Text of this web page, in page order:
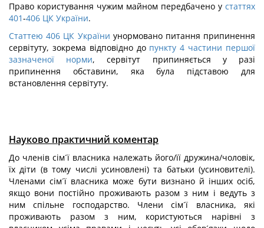
Право користування чужим майном передбачено у статтях
401-406 ЦК України.
Статтею 406 ЦК України унормовано питання припинення
сервітуту, зокрема відповідно допункту 4 частини першої
зазначеної норми, сервітут припиняється у разі
припинення обставини, яка була підставою для
встановлення сервітуту.
Науково практичний коментар
До членів сім´ї власника належать його/її дружина/чоловік,
їх діти (в тому числі усиновлені) та батьки (усиновителі).
Членами сім´ї власника може бути визнано й інших осіб,
якщо вони постійно проживають разом з ним і ведуть з
ним спільне господарство. Члени сім´ї власника, які
проживають разом з ним, користуються нарівні з